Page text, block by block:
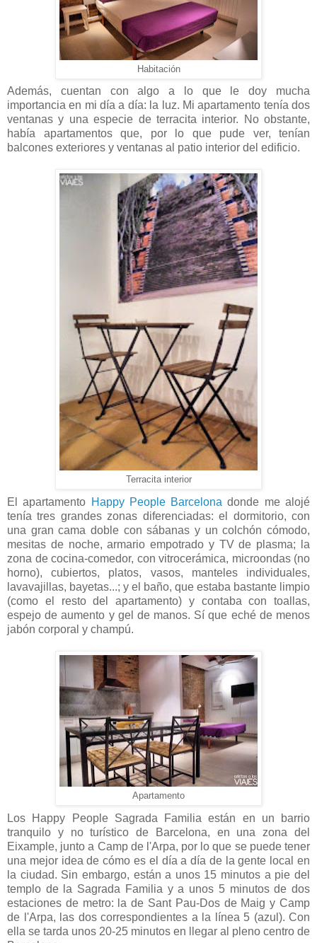
Habitación
Además, cuentan con algo a lo que le doy mucha
importancia en mi día a día: la luz. Mi apartamento tenía dos
ventanas y una especie de terracita interior. No obstante,
había apartamentos que, por lo que pude ver, tenían
balcones exteriores y ventanas al patio interior del edificio.
Terracita interior
El apartamento Happy People Barcelona donde me alojé
tenía tres grandes zonas diferenciadas: el dormitorio, con
una gran cama doble con sábanas y un colchón cómodo,
mesitas de noche, armario empotrado y TV de plasma; la
zona de cocina-comedor, con vitrocerámica, microondas (no
horno), cubiertos, platos, vasos, manteles individuales,
lavavajillas, bayetas...; y el baño, que estaba bastante limpio
(como el resto del apartamento) y contaba con toallas,
espejo de aumento y gel de manos. Sí que eché de menos
jabón corporal y champú.
Apartamento
Los Happy People Sagrada Familia están en un barrio
tranquilo y no turístico de Barcelona, en una zona del
Eixample, junto a Camp de l'Arpa, por lo que se puede tener
una mejor idea de cómo es el día a día de la gente local en
la ciudad. Sin embargo, están a unos 15 minutos a pie del
templo de la Sagrada Familia y a unos 5 minutos de dos
estaciones de metro: la de Sant Pau-Dos de Maig y Camp
de l'Arpa, las dos correspondientes a la línea 5 (azul). Con
ella se tarda unos 20-25 minutos en llegar al pleno centro de